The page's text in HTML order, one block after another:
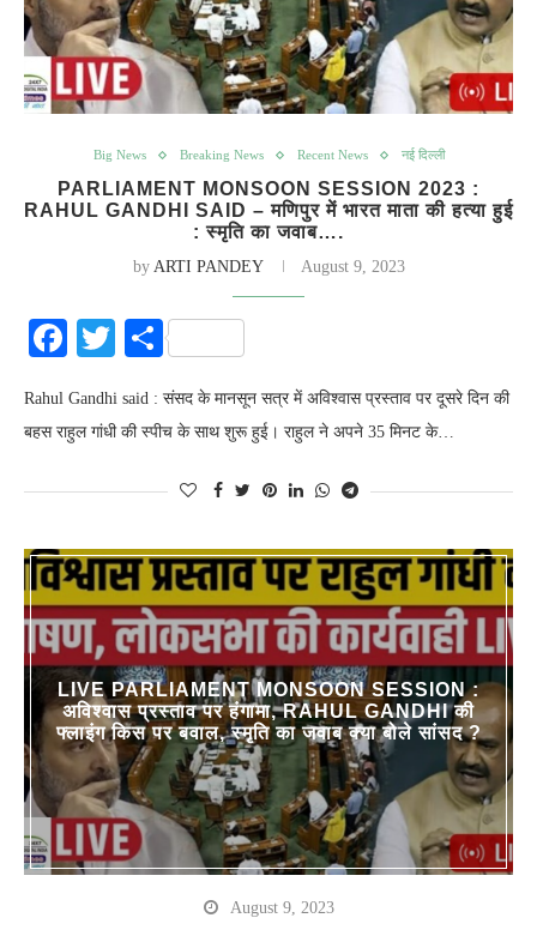
Big News Breaking News Recent News नई दिल्ली
PARLIAMENT MONSOON SESSION 2023 :
RAHUL GANDHI SAID – मणिपुर में भारत माता की हत्या हुई
: स्मृति का जवाब….
by ARTI PANDEY August 9, 2023
Facebook
Twitter
Share
Rahul Gandhi said : संसद के मानसून सत्र में अविश्वास प्रस्ताव पर दूसरे दिन की
बहस राहुल गांधी की स्पीच के साथ शुरू हुई। राहुल ने अपने 35 मिनट के…
LIVE PARLIAMENT MONSOON SESSION :
अविश्वास प्रस्ताव पर हंगामा, RAHUL GANDHI की
फ्लाइंग किस पर बवाल, स्मृति का जवाब क्या बोले सांसद ?
August 9, 2023